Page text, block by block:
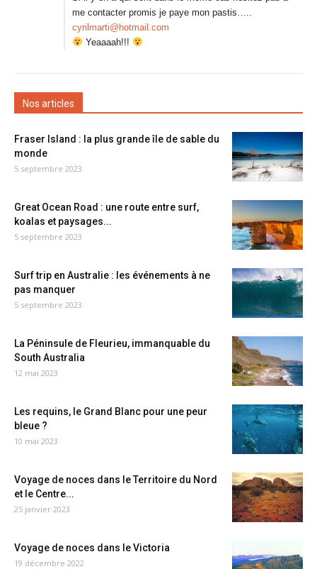
me contacter promis je paye mon pastis…..
cyrilmarti@hotmail.com
Yeaaaah!!!
Nos articles
Fraser Island : la plus grande île de sable du
monde
5 septembre 2023
Great Ocean Road : une route entre surf,
koalas et paysages...
5 septembre 2023
Surf trip en Australie : les événements à ne
pas manquer
5 septembre 2023
La Péninsule de Fleurieu, immanquable du
South Australia
12 mai 2023
Les requins, le Grand Blanc pour une peur
bleue ?
10 mai 2023
Voyage de noces dans le Territoire du Nord
et le Centre...
25 janvier 2023
Voyage de noces dans le Victoria
19 décembre 2022